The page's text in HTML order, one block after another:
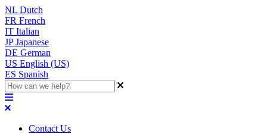
NL Dutch
FR French
IT Italian
JP Japanese
DE German
US English (US)
ES Spanish
Contact Us